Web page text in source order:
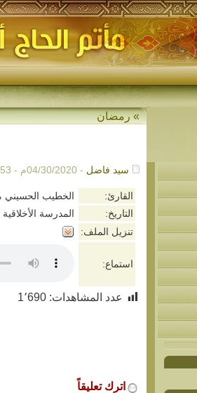
»رمضان
سيد فاضل - 04/30/2020م - 2:53 م
القارئ:
الخطيب الحسيني
التاريخ:
المدرسة
تنزيل الملف:
استماع:
عدد المشاهدات: 1٬690
اترك تعليقاً